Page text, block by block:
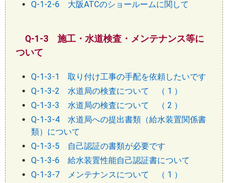
Q-1-2-6 大阪ATCのショールームに関して
Q-1-3 施工・水道検査・メンテナンス等に
ついて
Q-1-3-1 取り付け工事の手配を依頼したいです
Q-1-3-2 水道局の検査について （ 1 ）
Q-1-3-3 水道局の検査について （ 2 ）
Q-1-3-4 水道局への提出書類（給水装置関係書
類）について
Q-1-3-5 自己認証の書類が必要です
Q-1-3-6 給水装置性能自己認証書について
Q-1-3-7 メンテナンスについて （ 1 ）